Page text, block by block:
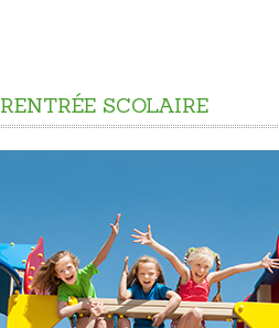
RENTRÉE SCOLAIRE